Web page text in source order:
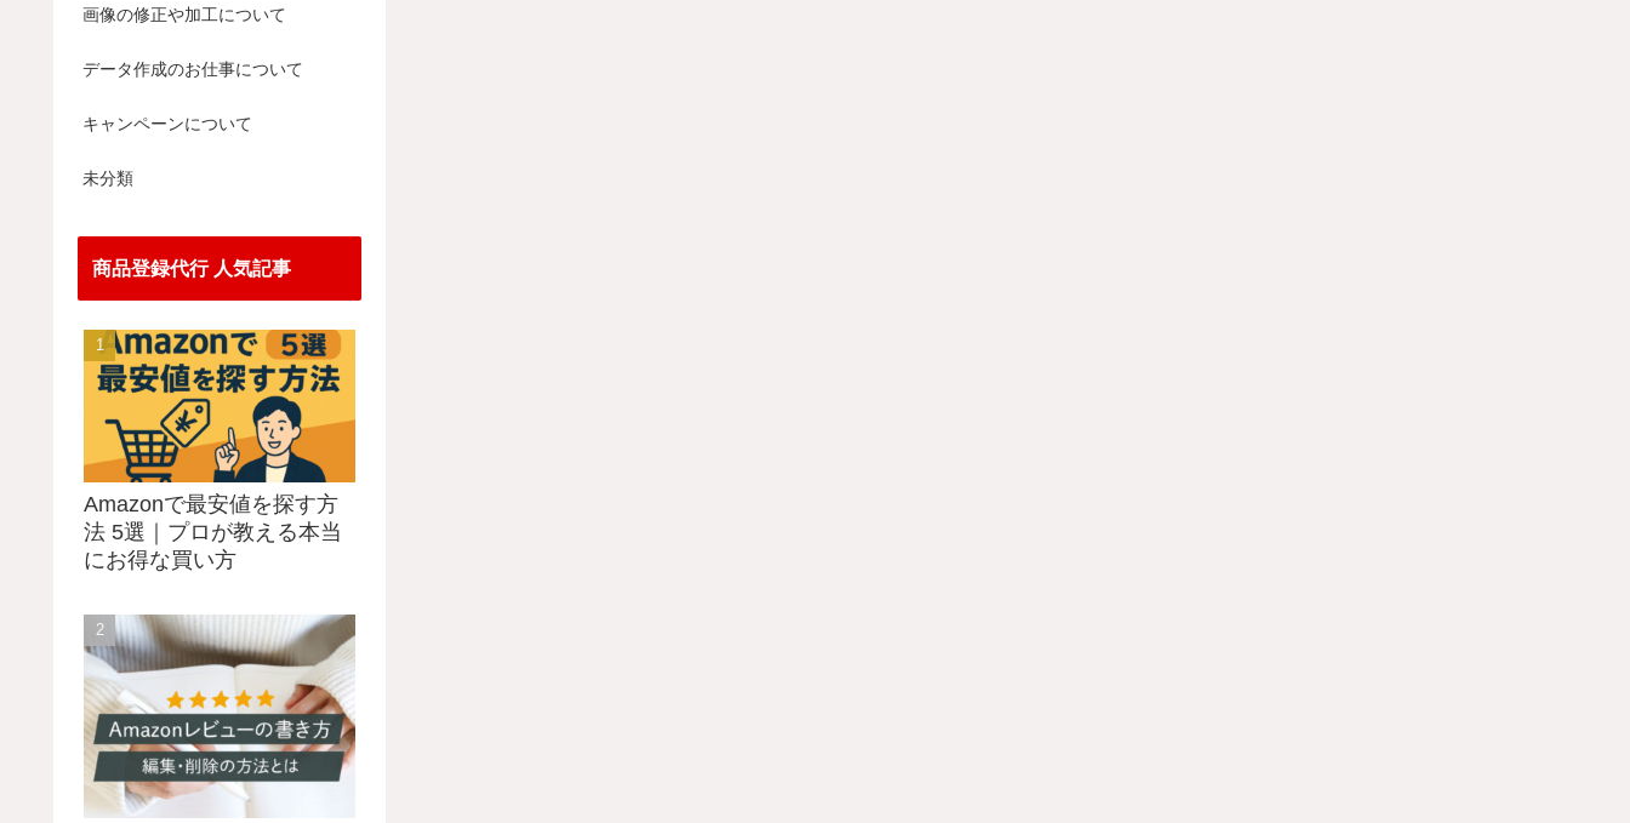
画像の修正や加工について
データ作成のお仕事について
キャンペーンについて
未分類
商品登録代行 人気記事
Amazonで最安値を探す方
法 5選｜プロが教える本当
にお得な買い方